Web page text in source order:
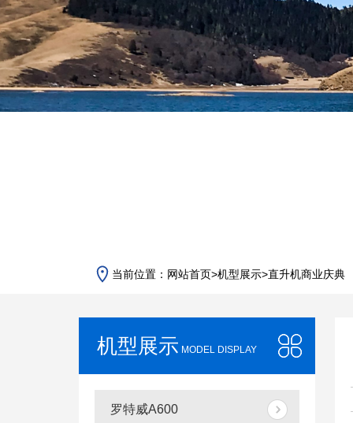
当前位置： 网站首页>机型展示>直升机商业庆典
机型展示 MODEL DISPLAY
罗特威A600